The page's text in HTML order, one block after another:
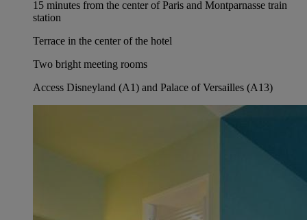
15 minutes from the center of Paris and Montparnasse train
station
Terrace in the center of the hotel
Two bright meeting rooms
Access Disneyland (A1) and Palace of Versailles (A13)